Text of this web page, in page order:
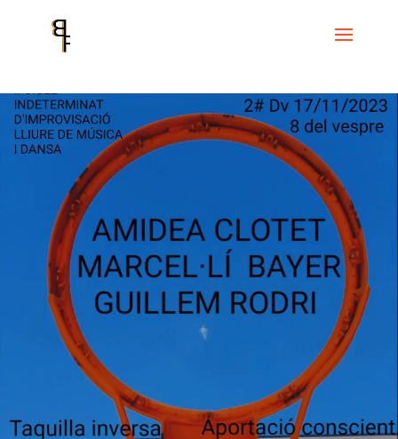
Home
Cicle Indeterminat de improvisació lliure de música i
II Cicle Indeterminat d’improvisació lliure de música i dansa # 2